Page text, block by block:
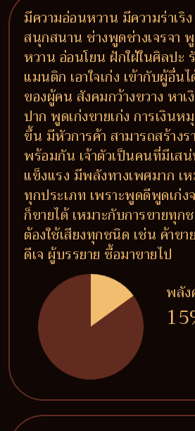
มีความอ่อนหวาน มีความร่าเริ
สนุกสนาน ช่างพูดช่างเจรจา
หวาน อ่อนโยน ฝักใฝ่ในศิลปะ
แมนติก เอาใจเก่ง เข้ากับผู้อื่น
ของผู้คน สังคมกว้างขวาง หาเ
ปาก พูดเก่งขายเก่ง การเงินห
ขึ้น มีหัวการค้า สามารถสร้างร
พร้อมกัน เจ้าตัวเป็นคนที่มีเส
แข็งแรง มีพลังทางเพศมาก เ
ทุกประเภท เพราะพูดดีพูดเก่ง
ก็ขายได้ เหมาะกับการขายทุก
ต้องใช้เสียงทุกชนิด เช่น ค้าข
ดีเจ ผู้บรรยาย ซื้อมาขายไป
พลั